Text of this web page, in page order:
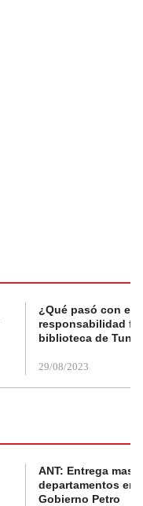
¿Qué pasó con el
responsabilidad
biblioteca de
29/08/2023
ANT: Entrega
departamentos en
Gobierno Petro